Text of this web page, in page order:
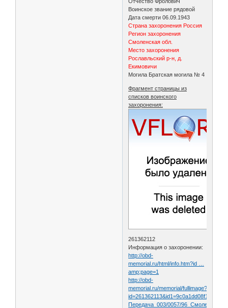
Воинское звание рядовой
Дата смерти 06.09.1943
Страна захоронения Россия
Регион захоронения
Смоленская обл.
Место захоронения
Рославльский р-н, д.
Екимовичи
Могила Братская могила № 4
Фрагмент страницы из
списков воинского
захоронения:
261362112
Информация о захоронении:
http://obd-
memorial.ru/html/info.htm?id …
amp;page=1
http://obd-
memorial.ru/memorial/fullimage?
Передача_003/0057/